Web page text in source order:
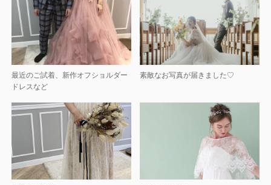
最近のご試着、新作オフショルダー
ドレスなど
素敵なお写真が届きました♡